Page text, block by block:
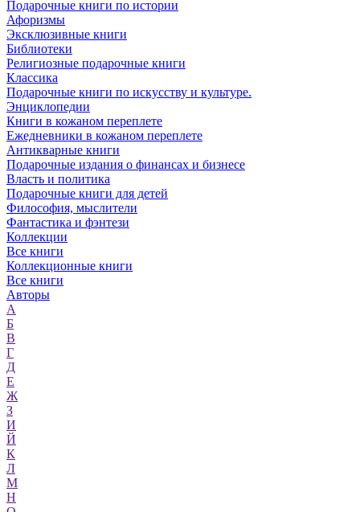
Подарочные книги по истории
Афоризмы
Эксклюзивные книги
Библиотеки
Религиозные подарочные книги
Классика
Подарочные книги по искусству и культуре.
Энциклопедии
Книги в кожаном переплете
Ежедневники в кожаном переплете
Антикварные книги
Подарочные издания о финансах и бизнесе
Власть и политика
Подарочные книги для детей
Философия, мыслители
Фантастика и фэнтези
Коллекции
Все книги
Коллекционные книги
Все книги
Авторы
А
Б
В
Г
Д
Е
Ж
З
И
Й
К
Л
М
Н